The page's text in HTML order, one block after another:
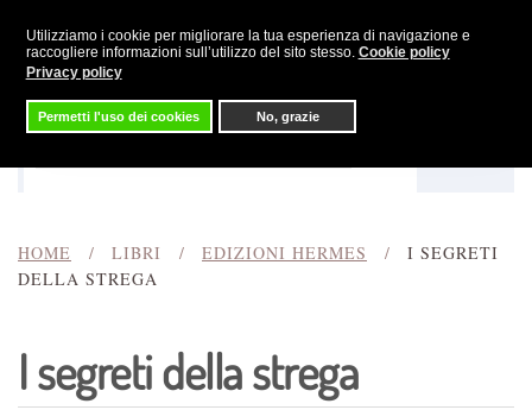
Utilizziamo i cookie per migliorare la tua esperienza di navigazione e
raccogliere informazioni sull’utilizzo del sito stesso. Cookie policy
Privacy policy
Permetti l'uso dei cookies No, grazie
Skip to main content
HOME LIBRI EDIZIONI HERMES
I SEGRETI
DELLA STREGA
I segreti della strega